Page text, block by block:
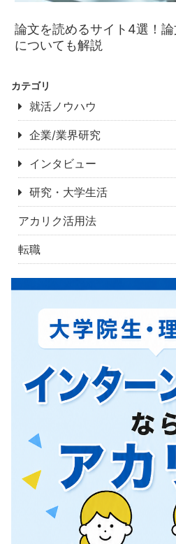
論文を読めるサイト4選！
についても解説
カテゴリ
就活ノウハウ
企業/業界研究
インタビュー
研究・大学生活
アカリク活用法
転職